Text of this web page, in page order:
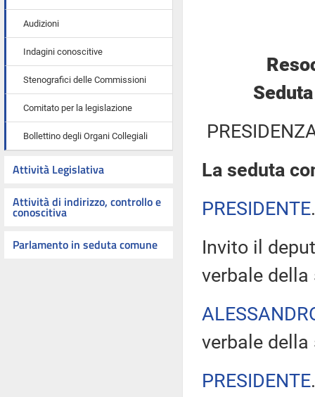
Audizioni
Indagini conoscitive
Stenografici delle Commissioni
Comitato per la legislazione
Bollettino degli Organi Collegiali
Attività Legislativa
Attività di indirizzo, controllo e
conoscitiva
Parlamento in seduta comune
La seduta
PRESIDENTE
Invito il
verbale della
verbale
PRESIDENTE